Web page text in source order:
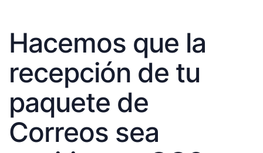
Hacemos que la
recepción de tu
paquete de
Correos sea